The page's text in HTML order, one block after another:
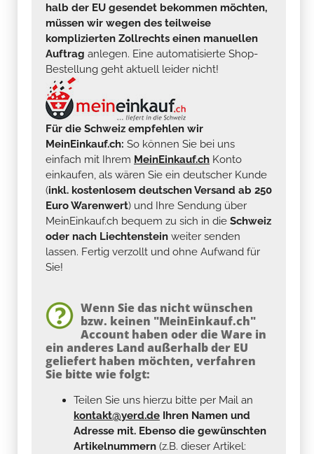
halb der EU gesendet bekommen möchten,
müssen wir wegen des teilweise
komplizierten Zollrechts einen manuellen
Auftrag anlegen. Eine automatisierte Shop-
Bestellung geht aktuell leider nicht!
Für die Schweiz empfehlen wir
MeinEinkauf.ch: So können Sie bei uns
einfach mit Ihrem MeinEinkauf.ch Konto
einkaufen, als wären Sie ein deutscher Kunde
(inkl. kostenlosem deutschen Versand ab 250
Euro Warenwert) und Ihre Sendung über
MeinEinkauf.ch bequem zu sich in die Schweiz
oder nach Liechtenstein weiter senden
lassen. Fertig verzollt und ohne Aufwand für
Sie!
Wenn Sie das nicht wünschen
bzw. keinen "MeinEinkauf.ch"
Account haben oder die Ware in
ein anderes Land außerhalb der EU
geliefert haben möchten, verfahren
Sie bitte wie folgt:
Teilen Sie uns hierzu bitte per Mail an
kontakt@yerd.de Ihren Namen und
Adresse mit. Ebenso die gewünschten
Artikelnummern (z.B. dieser Artikel: